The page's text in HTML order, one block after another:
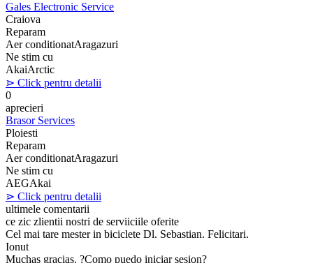
Gales Electronic Service
Craiova
Reparam
Aer conditionatAragazuri
Ne stim cu
AkaiArctic
⋗ Click pentru detalii
0
aprecieri
Brasor Services
Ploiesti
Reparam
Aer conditionatAragazuri
Ne stim cu
AEGAkai
⋗ Click pentru detalii
ultimele comentarii
ce zic zlientii nostri de serviiciile oferite
Cel mai tare mester in biciclete Dl. Sebastian. Felicitari.
Ionut
Muchas gracias. ?Como puedo iniciar sesion?